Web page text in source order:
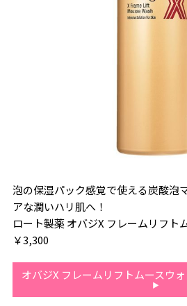
泡の保湿パック感覚で使える炭酸泡
アな潤いハリ肌へ！
ロート製薬 オバジX フレームリフト
￥3,300
オバジX フレームリフトムースウ